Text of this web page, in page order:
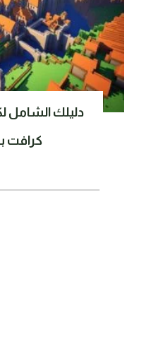
دليلك الشامل
كرافت